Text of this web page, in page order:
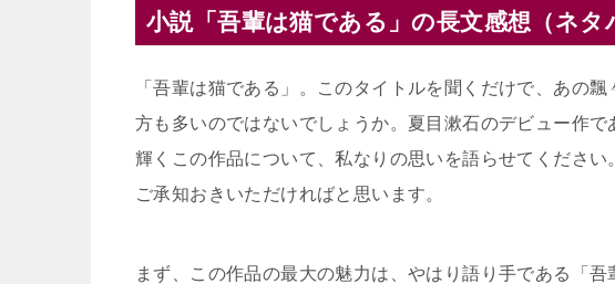
小説「吾輩は猫である」の長文感想（ネタ
「吾輩は猫である」。このタイトルを聞くだけで、あの
方も多いのではないでしょうか。夏目漱石のデビュー作
輝くこの作品について、私なりの思いを語らせてくださ
ご承知おきいただければと思います。
まず、この作品の最大の魅力は、やはり語り手である「